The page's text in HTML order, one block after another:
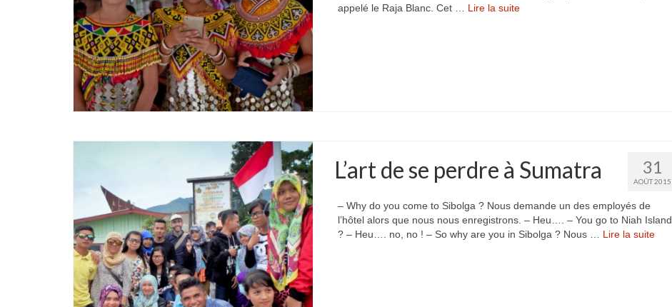
appelé le Raja Blanc. Cet … Lire la suite­­
31
AOÛT 2015
L’art de se perdre à Sumatra
– Why do you come to Sibolga ? Nous demande un des employés de
l’hôtel alors que nous nous enregistrons. – Heu…. – You go to Niah Island
? – Heu…. no, no ! – So why are you in Sibolga ? Nous … Lire la suite­­